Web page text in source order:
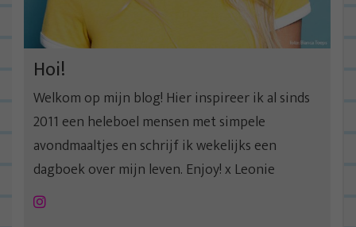
Hoi!
Welkom op mijn blog! Hier inspireer ik al sinds
2011 een heleboel mensen met simpele
avondmaaltjes en schrijf ik wekelijks een
dagboek over mijn leven. Enjoy! x Leonie
Instagram